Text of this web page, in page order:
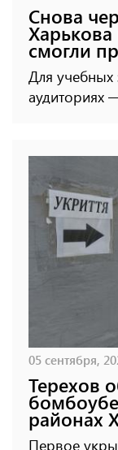
Снова
смогли
Для учебных
аудиториях
05 сентября,
Терехов
районах
Первое